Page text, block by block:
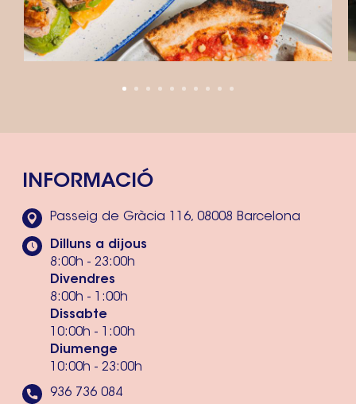
INFORMACIÓ
Passeig de Gràcia 116, 08008 Barcelona
Dilluns a dijous
8:00h - 23:00h
Divendres
8:00h - 1:00h
Dissabte
10:00h - 1:00h
Diumenge
10:00h - 23:00h
936 736 084